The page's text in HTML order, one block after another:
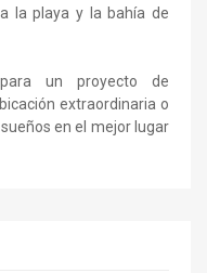
la playa y la bahía de
un proyecto de
extraordinaria o
en el mejor lugar